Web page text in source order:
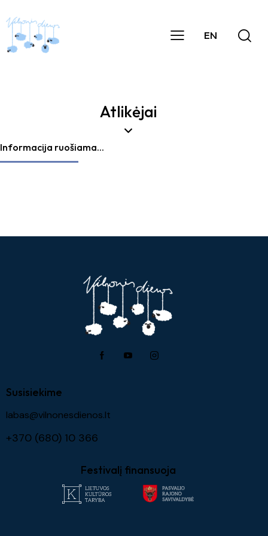
EN
Atlikėjai
Informacija ruošiama...
Susisiekime
labas@vilnonesdienos.lt
+370 (680) 10 366
Festivalį finansuoja